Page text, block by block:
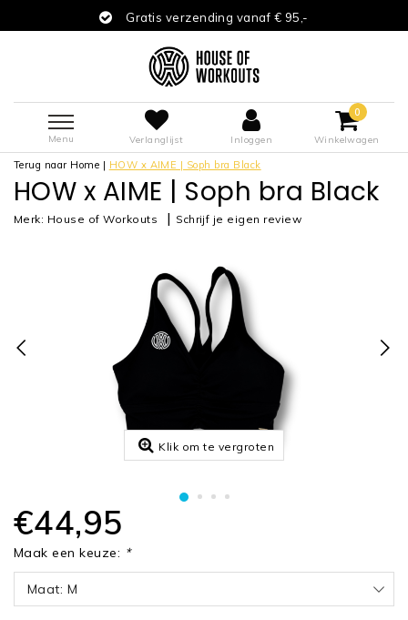
Gratis verzending vanaf € 95,-
Menu Verlanglijst Inloggen
0
Winkelwagen
Terug naar Home | HOW x AIME | Soph bra Black
HOW x AIME | Soph bra Black
Merk: House of Workouts | Schrijf je eigen review
Klik om te vergroten
€44,95
Maak een keuze: *
Maat: M